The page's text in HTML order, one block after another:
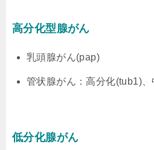
高分化型腺がん
乳頭腺がん(pap)
管状腺がん：高分化(tub1)
低分化腺がん